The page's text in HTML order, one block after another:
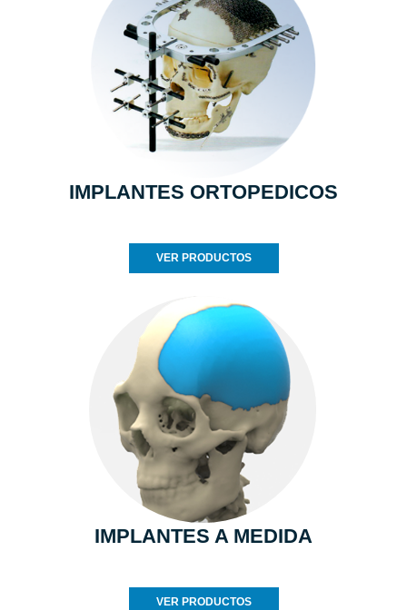
IMPLANTES ORTOPEDICOS
VER PRODUCTOS
IMPLANTES A MEDIDA
VER PRODUCTOS